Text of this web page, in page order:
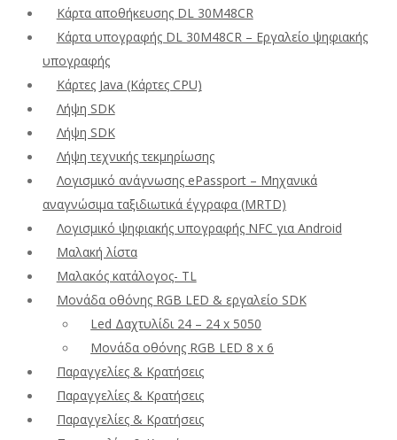
Κάρτα αποθήκευσης DL 30M48CR
Κάρτα υπογραφής DL 30M48CR – Εργαλείο ψηφιακής
υπογραφής
Κάρτες Java (Κάρτες CPU)
Λήψη SDK
Λήψη SDK
Λήψη τεχνικής τεκμηρίωσης
Λογισμικό ανάγνωσης ePassport – Μηχανικά
αναγνώσιμα ταξιδιωτικά έγγραφα (MRTD)
Λογισμικό ψηφιακής υπογραφής NFC για Android
Μαλακή λίστα
Μαλακός κατάλογος- TL
Μονάδα οθόνης RGB LED & εργαλείο SDK
Led Δαχτυλίδι 24 – 24 x 5050
Μονάδα οθόνης RGB LED 8 x 6
Παραγγελίες & Κρατήσεις
Παραγγελίες & Κρατήσεις
Παραγγελίες & Κρατήσεις